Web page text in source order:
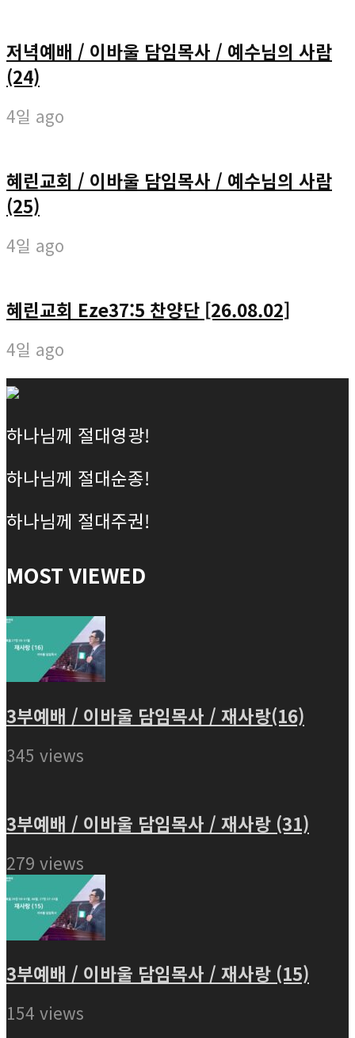
저녁예배 / 이바울 담임목사 / 예수님의 사람
(24)
4일 ago
혜린교회 / 이바울 담임목사 / 예수님의 사람
(25)
4일 ago
혜린교회 Eze37:5 찬양단 [26.08.02]
4일 ago
하나님께 절대영광!
하나님께 절대순종!
하나님께 절대주권!
MOST VIEWED
3부예배 / 이바울 담임목사 / 재사랑(16)
345 views
3부예배 / 이바울 담임목사 / 재사랑 (31)
279 views
3부예배 / 이바울 담임목사 / 재사랑 (15)
154 views